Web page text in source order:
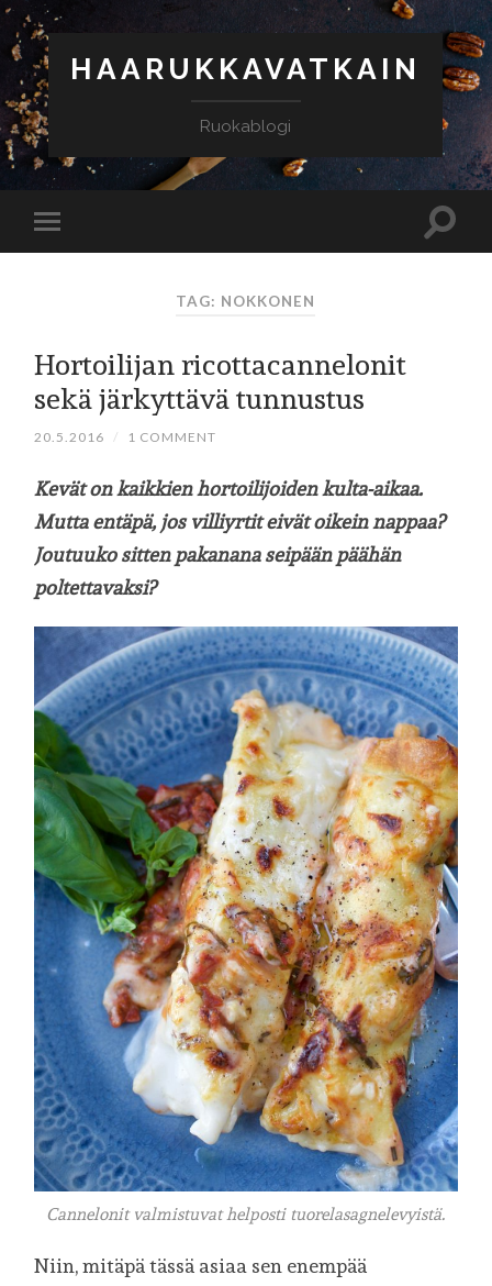
HAARUKKAVATKAIN
Ruokablogi
TAG: NOKKONEN
Hortoilijan ricottacannelonit
sekä järkyttävä tunnustus
20.5.2016 / 1 COMMENT
Kevät on kaikkien hortoilijoiden kulta-aikaa.
Mutta entäpä, jos villiyrtit eivät oikein nappaa?
Joutuuko sitten pakanana seipään päähän
poltettavaksi?
Cannelonit valmistuvat helposti tuorelasagnelevyistä.
Niin, mitäpä tässä asiaa sen enempää